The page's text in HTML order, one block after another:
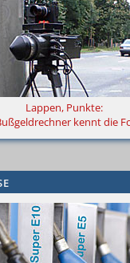
Lappen, Punkte:
kennt die